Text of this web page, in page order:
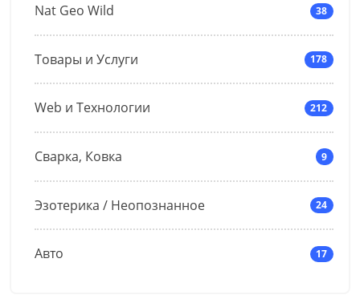
Nat Geo Wild 38
Товары и Услуги 178
Web и Технологии 212
Сварка, Ковка 9
Эзотерика / Неопознанное 24
Авто 17